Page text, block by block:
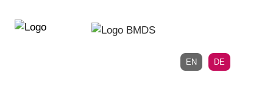
zum
EN DE